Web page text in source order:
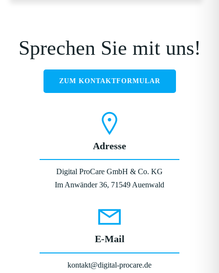
Sprechen Sie mit uns!
ZUM KONTAKTFORMULAR
Adresse
Digital ProCare GmbH & Co. KG
Im Anwänder 36, 71549 Auenwald
E-Mail
kontakt@digital-procare.de